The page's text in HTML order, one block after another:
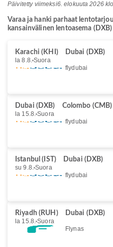
Päivitetty viimeksi6. elokuuta 2026
Varaa ja hanki parhaat
kansainvälinen lentoasema (DXB)
Karachi (KHI)
Dubai (DXB)
la 8.8. Suora
flydubai
Dubai (DXB)
Colombo (CMB)
la 15.8. Suora
flydubai
Istanbul (IST)
Dubai (DXB)
su 9.8. Suora
flydubai
Riyadh (RUH)
Dubai (DXB)
la 15.8. Suora
Flynas